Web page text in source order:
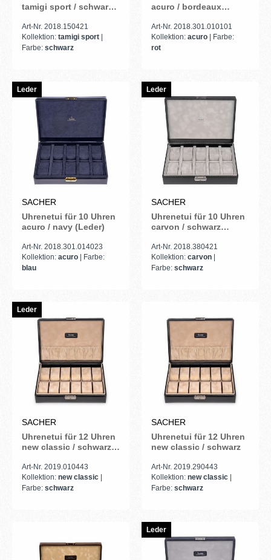
tamigi sport / schwarz
Art-Nr. 2018.150421
Kollektion: tamigi sport
Farbe: schwarz
acuro / bordeaux
Art-Nr. 2018.301.010101
Kollektion: acuro
| Farbe:
rot
Leder
SACHER
Uhrenetui für 10 Uhren
acuro / navy (Leder)
Art-Nr. 2018.301.014023
Kollektion: acuro
| Farbe:
blau
Leder
SACHER
Uhrenetui für 10 Uhren
carvon / schwarz
Art-Nr. 2018.380421
Kollektion: carvon
Farbe: schwarz
Leder
SACHER
Uhrenetui für 12 Uhren
new classic / schwarz
Art-Nr. 2019.010443
Kollektion: new classic
Farbe: schwarz
SACHER
Uhrenetui für 12 Uhren
new classic / schwarz
Art-Nr. 2019.290443
Kollektion: new classic
Farbe: schwarz
Leder